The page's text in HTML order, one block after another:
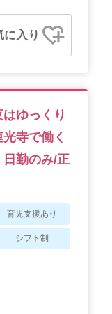
に入り
はゆっくり
寺で働く
勤のみ/正
育児支援あり
シフト制